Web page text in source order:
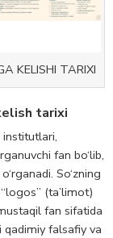
KELISHI TARIXI
tarixi
fan bo‘lib,
So‘zning
(ta’limot)
fan sifatida
qadimiy falsafiy va